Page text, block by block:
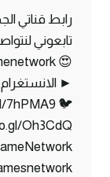
تابعوني